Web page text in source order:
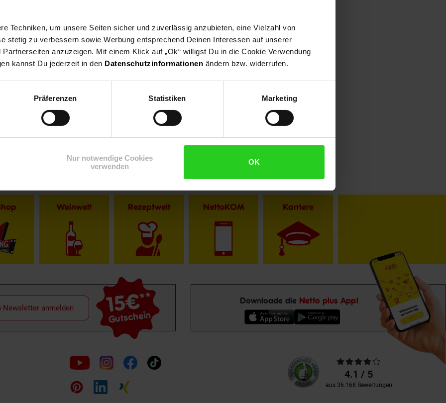
Techniken, um unsere Seiten sicher und zuverlässig anzubieten, eine Vielzahl von
stetig zu verbessern sowie Werbung entsprechend Deinen Interessen auf unserer
anzuzeigen. Mit einem Klick auf „Ok“ willigst Du in die Cookie Verwendung
kannst Du jederzeit in den Datenschutzinformationen ändern bzw. widerrufen.
Präferenzen Statistiken Marketing
Nur notwendige Cookies
verwenden
OK
Weinwelt Rezeptwelt NettoKOM Karriere
15€**
Gutschein
Newsletter anmelden
Downloade die Netto plus App!
Folge
uns
auf
Unsere
Kundenbewertungen
Durchschnittliche
Bewertungen4.1 / 5
aus 36.168 Bewertungen